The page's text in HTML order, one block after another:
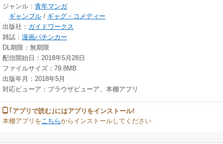
ジャンル： 青年マンガ
ギャンブル / ギャグ・コメディー
出版社： ガイドワークス
雑誌： 漫画パチンカー
DL期限：無期限
配信開始日：2018年5月28日
ファイルサイズ：79.8MB
出版年月：2018年5月
対応ビューア：ブラウザビューア、本棚アプリ
｢アプリで読む｣にはアプリをインストール!
本棚アプリを こちらからインストールしてください